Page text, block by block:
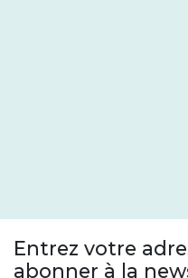
Entrez votre
abonner à la